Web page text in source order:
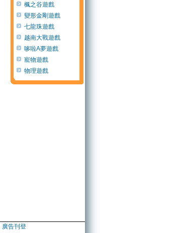
楓之谷遊戲
變形金剛遊戲
七龍珠遊戲
越南大戰遊戲
哆啦A夢遊戲
寵物遊戲
物理遊戲
廣告刊登